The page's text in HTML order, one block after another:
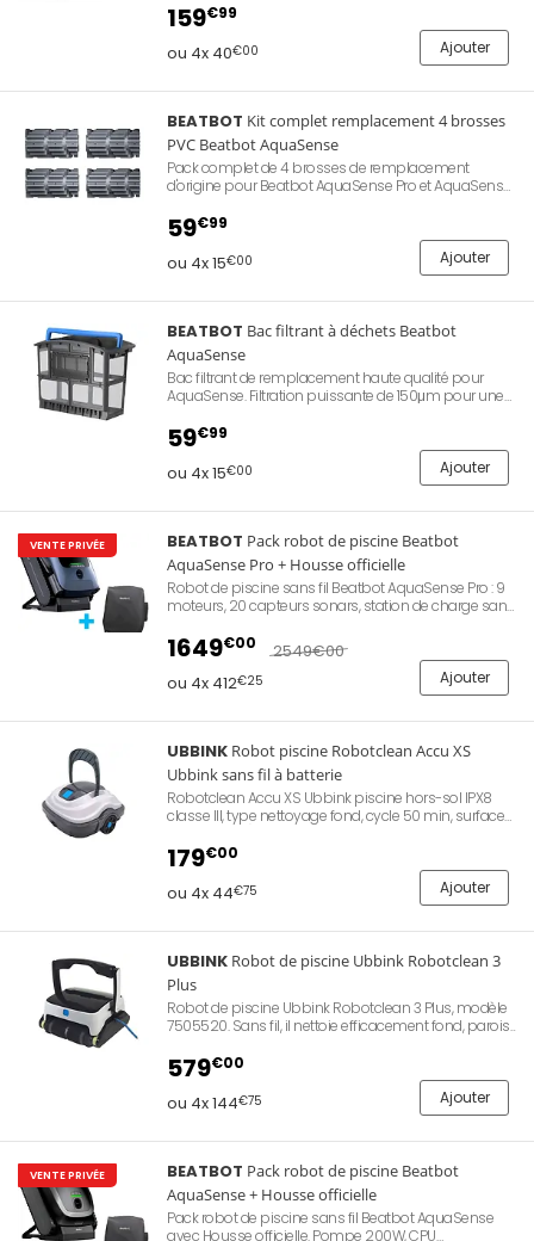
et 3 heures pour l'AquaSense. Base de recharge sans
fil 100% originale Beatbot.
159€99
ou 4x 40€00 Ajouter
BEATBOT Kit complet remplacement 4 brosses
PVC Beatbot AquaSense
Pack complet de 4 brosses de remplacement
d'origine pour Beatbot AquaSense Pro et AquaSense.
les débris sans effort. Pièce de remplacement 100%
originale Beatbot.
59€99
ou 4x 15€00 Ajouter
BEATBOT Bac filtrant à déchets Beatbot
AquaSense
Bac filtrant de remplacement haute qualité pour
AquaSense. Filtration puissante de 150μm pour une
polyester. Détection automatique. Pièce détachée
100% originale Beatbot.
59€99
ou 4x 15€00 Ajouter
VENTE PRIVÉE BEATBOT Pack robot de piscine Beatbot
AquaSense Pro + Housse officielle
Robot de piscine sans fil Beatbot AquaSense Pro : 9
moteurs, 20 capteurs sonars, station de charge sans
mobile, autonomie de 9,5 heures, couverture jusqu'à
210 m², certifié IP68, garantie de 2 ans.
Version "Pack"
exclusive RobotPiscine.com avec la Housse officielle
Beatbot !
1649€00 2549€00
ou 4x 412€25 Ajouter
UBBINK Robot piscine Robotclean Accu XS
Ubbink sans fil à batterie
Robotclean Accu XS Ubbink piscine hors-sol IPX8
classe III, type nettoyage fond, cycle 50 min, surface
adaptateur IP20 classe II, capacité de puissance
28,5 Wh 2600 mAh, temps de recharge 3-4 h.
179€00
ou 4x 44€75 Ajouter
UBBINK Robot de piscine Ubbink Robotclean 3
Plus
Robot de piscine Ubbink Robotclean 3 Plus, modèle
7505520. Sans fil, il nettoie efficacement fond, parois
aspiration, 2 déplacement), puissance 16 m³/h,
cycles programmables (1h, 2h, 3h), compatible tous
revêtements, agile et sécurisé.
579€00
ou 4x 144€75 Ajouter
VENTE PRIVÉE BEATBOT Pack robot de piscine Beatbot
AquaSense + Housse officielle
Pack robot de piscine sans fil Beatbot AquaSense
avec Housse officielle. Pompe 200W, CPU